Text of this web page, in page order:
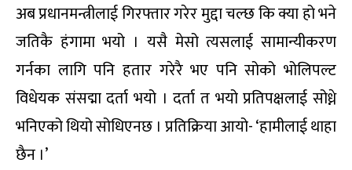
अब प्रधानमन्त्रीलाई गिरफ्तार गरेर मुद्दा चल्छ कि क्या हो भने
जतिकै हंगामा भयो । यसै मेसो त्यसलाई सामान्यीकरण
गर्नका लागि पनि हतार गरेरै भए पनि सोको भोलिपल्ट
विधेयक संसद्मा दर्ता भयो । दर्ता त भयो प्रतिपक्षलाई सोध्ने
भनिएको थियो सोधिएनछ । प्रतिक्रिया आयो- ‘हामीलाई थाहा
छैन ।’